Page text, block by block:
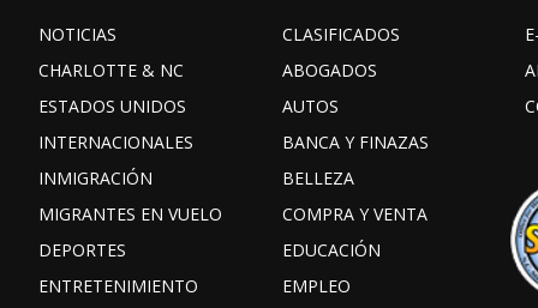
NOTICIAS
CHARLOTTE & NC
ESTADOS UNIDOS
INTERNACIONALES
INMIGRACIÓN
MIGRANTES EN VUELO
DEPORTES
ENTRETENIMIENTO
CLASIFICADOS
ABOGADOS
AUTOS
BANCA Y FINAZAS
BELLEZA
COMPRA Y VENTA
EDUCACIÓN
EMPLEO